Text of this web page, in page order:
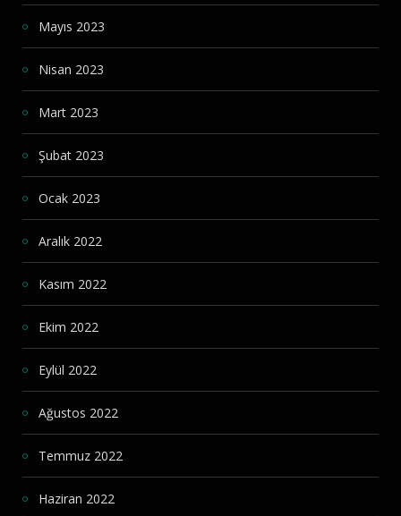
Mayıs 2023
Nisan 2023
Mart 2023
Şubat 2023
Ocak 2023
Aralık 2022
Kasım 2022
Ekim 2022
Eylül 2022
Ağustos 2022
Temmuz 2022
Haziran 2022